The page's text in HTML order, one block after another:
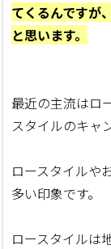
てくるんですが
と思います。
最近の主流はロ
スタイルのキャ
ロースタイルや
多い印象です。
ロースタイルは